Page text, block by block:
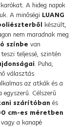
A hideg napok
A minőségi LUANG
készült,
nem maradnak meg
színbe van
teszi teljessé, szintén
. Puha,
választás
az atkák és a
Célszerű
szárítóban és
cm-es méretben
a kanapé